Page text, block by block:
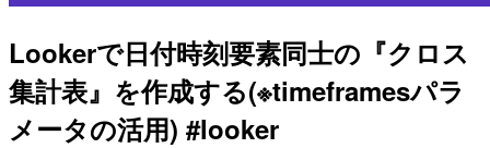
Lookerで日付時刻要素同士の『クロス
集計表』を作成する(※timeframesパラ
メータの活用) #looker